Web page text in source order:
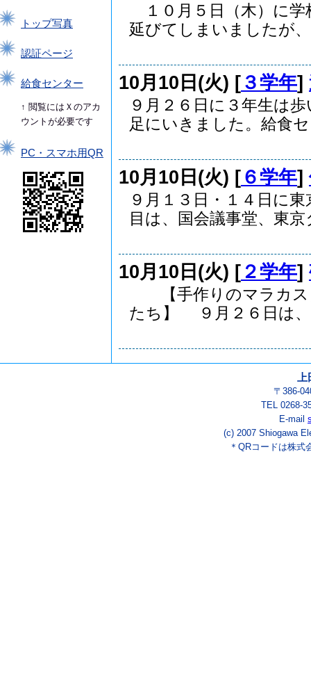
トップ写真
認証ページ
給食センター
↑ 閲覧にはＸのアカ
ウントが必要です
PC・スマホ用QR
１０月５日（木）に学
延びてしまいましたが
10月10日(火) [３学年]
９月２６日に３年生は
足にいきました。給食
10月10日(火) [６学年]
９月１３日・１４日に
目は、国会議事堂、東京
10月10日(火) [２学年]
【手作りのマ
たち】 ９月２６日は
〒386-
TEL 0268-
E-mail
(c) 2007 Shiogawa
＊QRコードは株式